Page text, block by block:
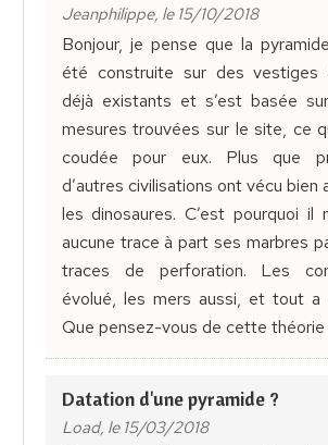
Jeanphilippe, le 15/10/2018
Bonjour, je pense que la
été construite sur des vestiges
déjà existants et s’est basée
mesures trouvées sur le site, ce
coudée pour eux. Plus que
d’autres civilisations ont vécu bien
les dinosaures. C’est pourquoi il
aucune trace à part ses marbres
traces de perforation. Les
évolué, les mers aussi, et tout a
Que pensez-vous de cette théorie
Datation d'une pyramide ?
Load, le 15/03/2018